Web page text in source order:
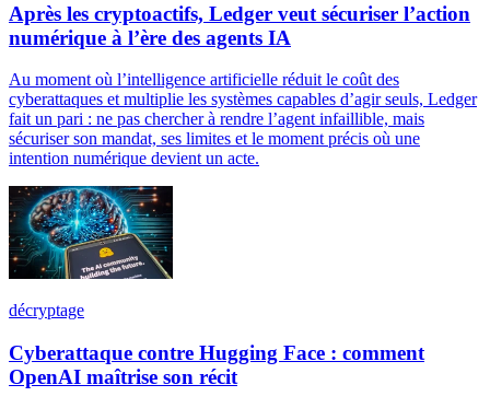
Après les cryptoactifs, Ledger veut sécuriser l’action
numérique à l’ère des agents IA
Au moment où l’intelligence artificielle réduit le coût des
cyberattaques et multiplie les systèmes capables d’agir seuls, Ledger
fait un pari : ne pas chercher à rendre l’agent infaillible, mais
sécuriser son mandat, ses limites et le moment précis où une
intention numérique devient un acte.
décryptage
Cyberattaque contre Hugging Face : comment
OpenAI maîtrise son récit